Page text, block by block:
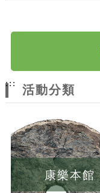
:::
活動分類
康樂本館